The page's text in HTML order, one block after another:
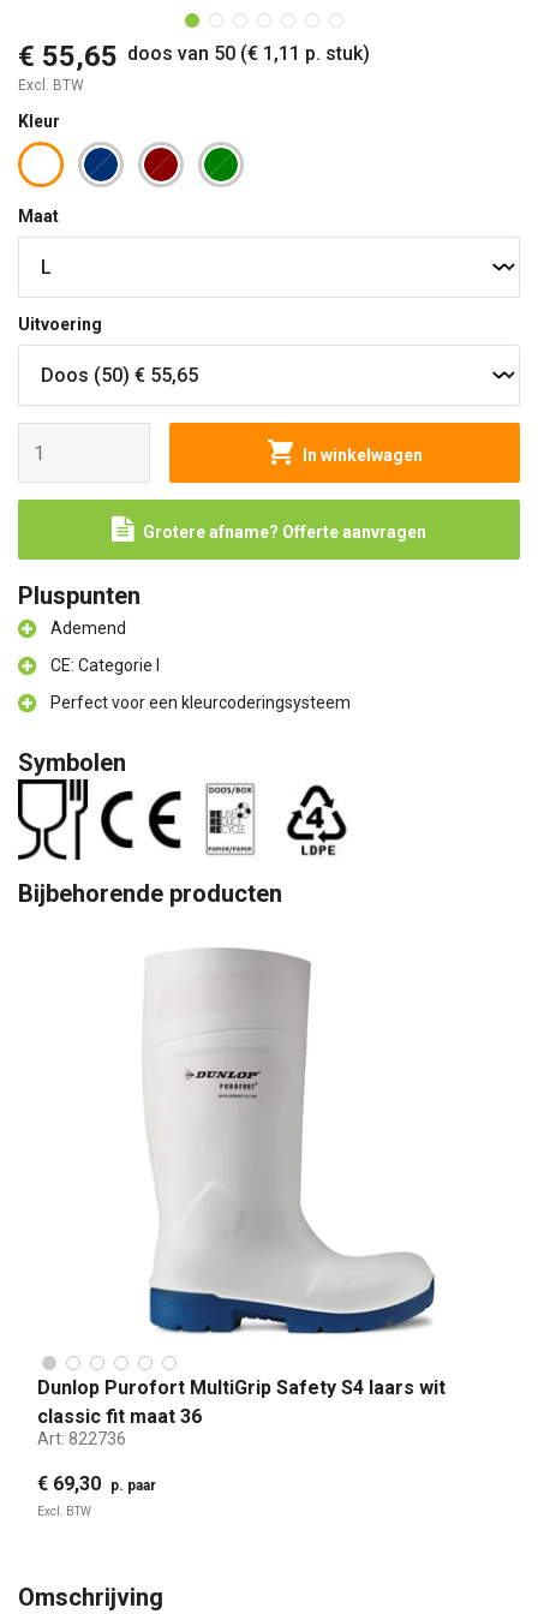
€ 55,65 doos van 50 (€ 1,11 p. stuk)
Excl. BTW
Kleur
Maat
Uitvoering
In winkelwagen
Grotere afname? Offerte aanvragen
Pluspunten
Ademend
CE: Categorie I
Perfect voor een kleurcoderingsysteem
Symbolen
Bijbehorende producten
Dunlop Purofort MultiGrip Safety S4 laars wit
classic fit maat 36
Art: 822736
€ 69,30 p. paar
Excl. BTW
Omschrijving